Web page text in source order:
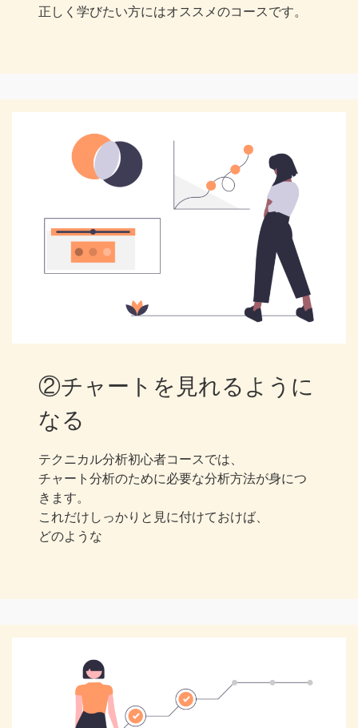
正しく学びたい方にはオススメのコースです。
②チャートを見れるように
なる
テクニカル分析初心者コースでは、
チャート分析のために必要な分析方法が身につ
きます。
これだけしっかりと見に付けておけば、
どのような